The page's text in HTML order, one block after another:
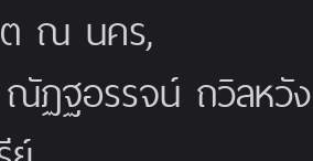
ต ณ นคร,
ฏฐอรรจน์ ถวิลหวัง